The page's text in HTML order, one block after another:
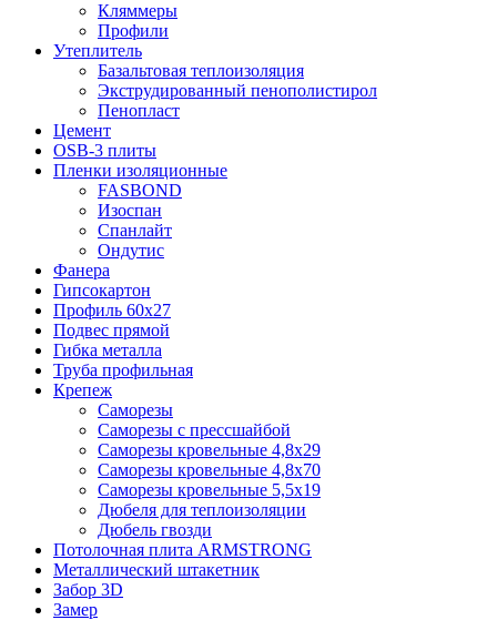
Кляммеры
Профили
Утеплитель
Базальтовая теплоизоляция
Экструдированный пенополистирол
Пенопласт
Цемент
OSB-3 плиты
Пленки изоляционные
FASBOND
Изоспан
Спанлайт
Ондутис
Фанера
Гипсокартон
Профиль 60х27
Подвес прямой
Гибка металла
Труба профильная
Крепеж
Саморезы
Саморезы с прессшайбой
Саморезы кровельные 4,8х29
Саморезы кровельные 4,8х70
Саморезы кровельные 5,5х19
Дюбеля для теплоизоляции
Дюбель гвозди
Потолочная плита ARMSTRONG
Металлический штакетник
Забор 3D
Замер